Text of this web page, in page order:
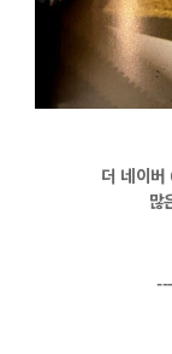
더 네이
많